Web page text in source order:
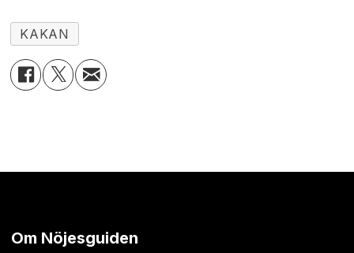
KAKAN
Om Nöjesguiden